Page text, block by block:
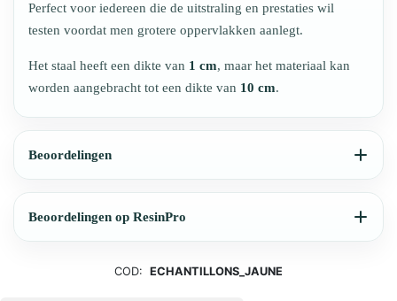
Perfect voor iedereen die de uitstraling en prestaties wil
testen voordat men grotere oppervlakken aanlegt.
Het staal heeft een dikte van 1 cm, maar het materiaal kan
worden aangebracht tot een dikte van 10 cm.
Beoordelingen
Beoordelingen op ResinPro
COD: ECHANTILLONS_JAUNE